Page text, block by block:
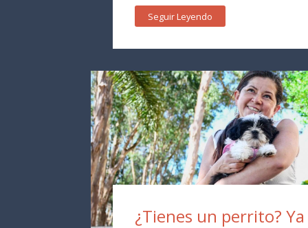
Seguir Leyendo
¿Tienes un perrito?